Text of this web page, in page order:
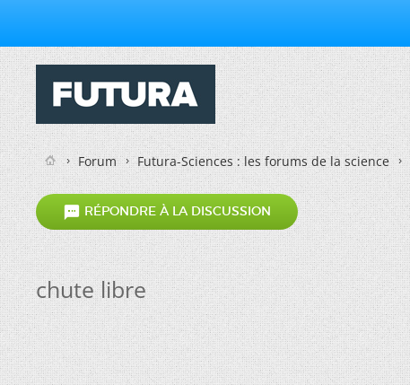
Forum Futura-Sciences : les forums de la science
 RÉPONDRE À LA DISCUSSION
chute libre